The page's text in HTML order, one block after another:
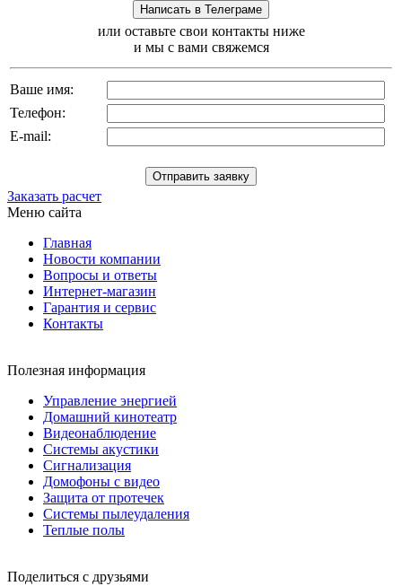
или оставьте свои контакты ниже
и мы с вами свяжемся
Ваше имя:
Телефон:
E-mail:
Заказать расчет
Меню сайта
Главная
Новости компании
Вопросы и ответы
Интернет-магазин
Гарантия и сервис
Контакты
Полезная информация
Управление энергией
Домашний кинотеатр
Видеонаблюдение
Системы акустики
Сигнализация
Домофоны с видео
Защита от протечек
Системы пылеудаления
Теплые полы
Поделиться с друзьями